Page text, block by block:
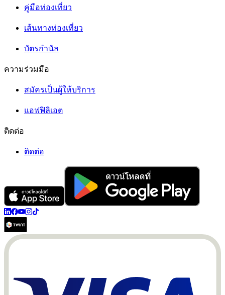
คู่มือท่องเที่ยว
เส้นทางท่องเที่ยว
บัตรกำนัล
ความร่วมมือ
สมัครเป็นผู้ให้บริการ
แอฟฟิลิเอต
ติดต่อ
ติดต่อ